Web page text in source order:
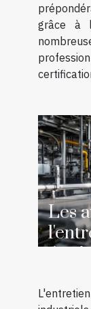
grâce à
Les